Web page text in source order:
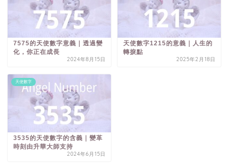
7575的天使數字意義｜透過變
化，你正在成長
2024年8月15日
天使數字1215的意義｜人生的
轉捩點
2025年2月18日
天使數字
3535的天使數字的含義｜變革
時刻由升華大師支持
2024年6月15日